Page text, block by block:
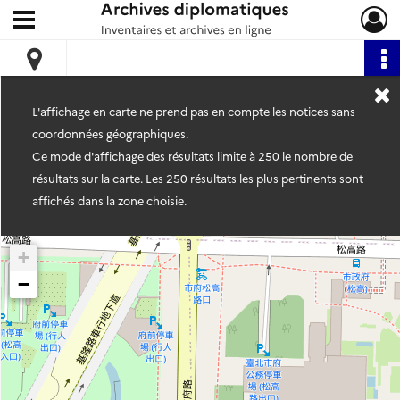
Archives diplomatiques
Ouvrir le menu déroulant
L'affichage en carte ne prend pas en compte les notices sans
coordonnées géographiques.
Ce mode d'affichage des résultats limite à 250 le nombre de
résultats sur la carte. Les 250 résultats les plus pertinents sont
affichés dans la zone choisie.
+
−